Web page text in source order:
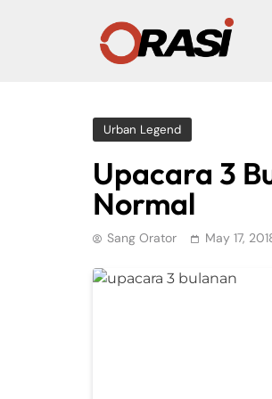
Urban Legend
Upacara 3
Normal
Sang Orator May 17,